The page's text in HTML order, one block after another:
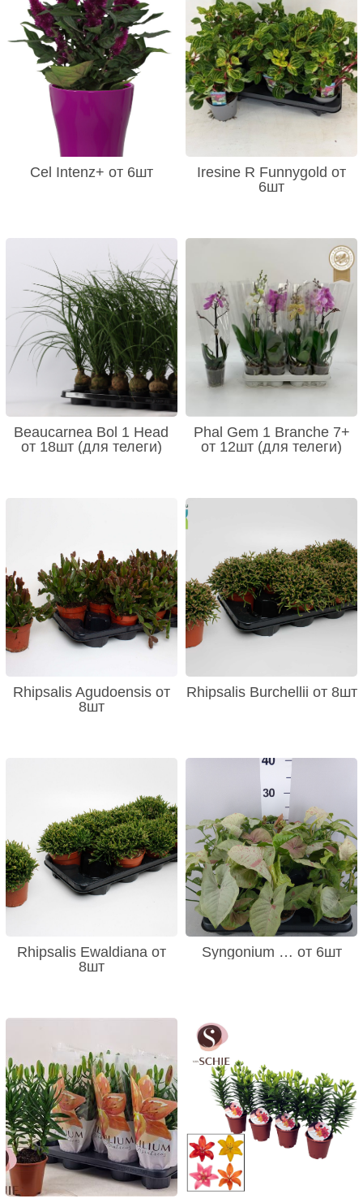
Cel Intenz+ от 6шт
Iresine R Funnygold от
6шт
Beaucarnea Bol 1 Head
от 18шт (для телеги)
Phal Gem 1 Branche 7+
от 12шт (для телеги)
Rhipsalis Agudoensis от
8шт
Rhipsalis Burchellii от 8шт
Rhipsalis Ewaldiana от
8шт
Syngonium … от 6шт